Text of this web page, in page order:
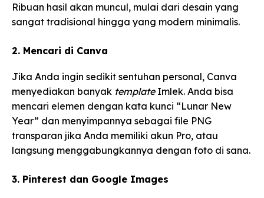
Ribuan hasil akan muncul, mulai dari desain yang
sangat tradisional hingga yang modern minimalis.
2. Mencari di Canva
Jika Anda ingin sedikit sentuhan personal, Canva
menyediakan banyak templateImlek. Anda bisa
mencari elemen dengan kata kunci “Lunar New
Year” dan menyimpannya sebagai file PNG
transparan jika Anda memiliki akun Pro, atau
langsung menggabungkannya dengan foto di sana.
3. Pinterest dan Google Images